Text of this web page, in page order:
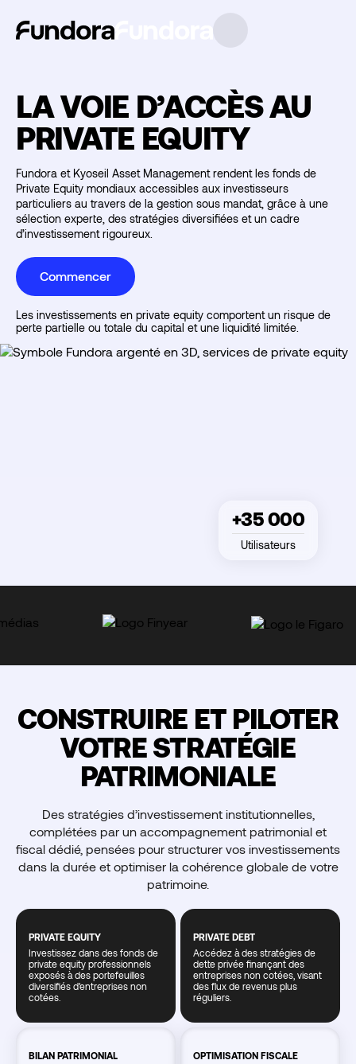
LA VOIE D’ACCÈS AU
PRIVATE EQUITY
Fundora et Kyoseil Asset Management rendent les fonds de
Private Equity mondiaux accessibles aux investisseurs
particuliers au travers de la gestion sous mandat, grâce à une
sélection experte, des stratégies diversifiées et un cadre
d’investissement rigoureux.
Commencer
Les investissements en private equity comportent un risque de
perte partielle ou totale du capital et une liquidité limitée.
+80M€
Collectés
+35 000
Utilisateurs
CONSTRUIRE ET PILOTER
VOTRE STRATÉGIE
PATRIMONIALE
Des stratégies d’investissement institutionnelles,
complétées par un accompagnement patrimonial et
fiscal dédié, pensées pour structurer vos investissements
dans la durée et optimiser la cohérence globale de votre
patrimoine.
PRIVATE EQUITY
Investissez dans des fonds de
private equity professionnels
exposés à des portefeuilles
diversifiés d’entreprises non
cotées.
PRIVATE DEBT
Accédez à des stratégies de
dette privée finançant des
entreprises non cotées, visant
des flux de revenus plus
réguliers.
BILAN PATRIMONIAL
OPTIMISATION FISCALE